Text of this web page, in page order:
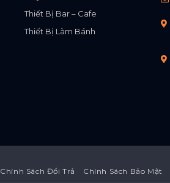
Thiết Bị Bar – Cafe
Thiết Bị Làm Bánh
Chính Sách Đổi Trả Chính Sách Bảo Mật